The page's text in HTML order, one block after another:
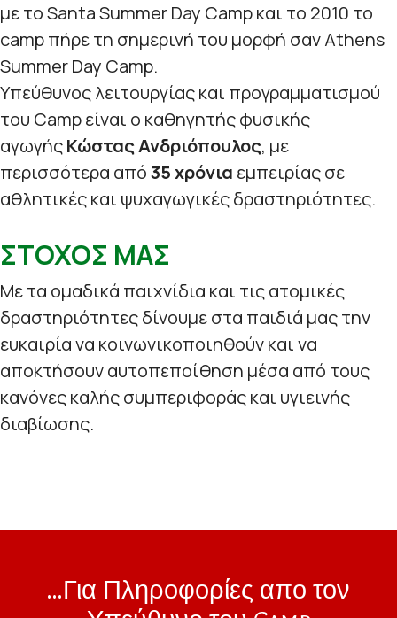
με το Santa Summer Day Camp και το 2010 το
camp πήρε τη σημερινή του μορφή σαν Athens
Summer Day Camp.
Υπεύθυνος λειτουργίας και προγραμματισμού
του Camp είναι ο καθηγητής φυσικής
αγωγήςΚώστας Ανδριόπουλος, με
περισσότερα από35 χρόνια εμπειρίας σε
αθλητικές και ψυχαγωγικές δραστηριότητες.
ΣΤΟΧΟΣ ΜΑΣ
Με τα ομαδικά παιχνίδια και τις ατομικές
δραστηριότητες δίνουμε στα παιδιά μας την
ευκαιρία να κοινωνικοποιηθούν και να
αποκτήσουν αυτοπεποίθηση μέσα από τους
κανόνες καλής συμπεριφοράς και υγιεινής
διαβίωσης.
...Για Πληροφορίες απο τον